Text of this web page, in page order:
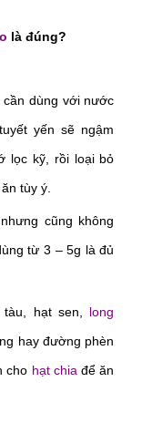
là đúng?
dùng với nước
yến sẽ ngậm
lọc kỹ, rồi loại bỏ
tùy ý.
cũng không
từ 3 – 5g là đủ
hạt sen, long
hay đường phèn
cho hạt chia để ăn